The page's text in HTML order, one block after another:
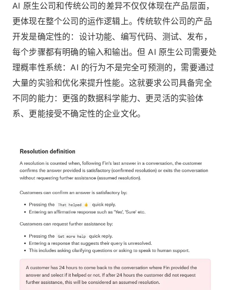
AI 原生公司和传统公司的差异不仅仅体现在产品层面，
更体现在整个公司的运作逻辑上。传统软件公司的产品
开发是确定性的：设计功能、编写代码、测试、发布，
每个步骤都有明确的输入和输出。但 AI 原生公司需要处
理概率性系统：AI 的行为不是完全可预测的，需要通过
大量的实验和优化来提升性能。这就要求公司具备完全
不同的能力：更强的数据科学能力、更灵活的实验体
系、更能接受不确定性的企业文化。